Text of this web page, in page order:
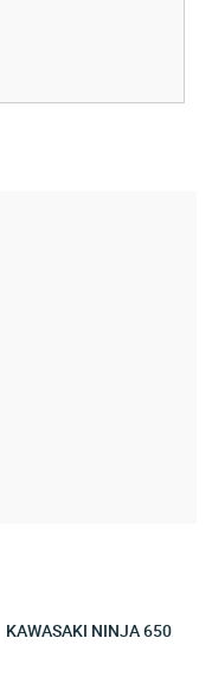
KAWASAKI NINJA 650